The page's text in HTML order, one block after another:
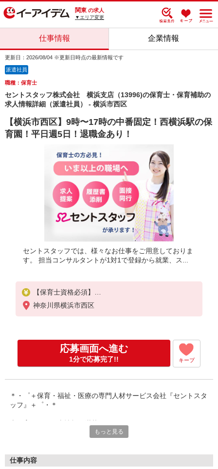
関東 の求人
▼エリア変更
仕事情報 企業情報
更新日：2026/08/04 ※更新日時点の最新情報です
派遣社員
職種：保育士
セントスタッフ株式会社 横浜支店（13996)の保育士・保育補助の
求人情報詳細（派遣社員） - 横浜市西区
【横浜市西区】9時〜17時の中番固定！西横浜駅の保
育園！平日週5日！退職金あり！
セントスタッフでは、様々なお仕事をご用意しておりま
す。 担当コンサルタントが1対1で登録から就業、ス...
【保育士資格必須】
時給：1,500円〜
※雇用期間の定めあり
※給与幅は経験・能力による
神奈川県横浜市西区
応募画面へ進む
1分で応募完了!! キープ
＊・゜＋保育・福祉・医療の専門人材サービス会社『セントスタ
ッフ』＋゜・＊
保育専門の人材サービスをしているからこそ、豊富な求人情報を
「短時間で探してる」「いずれ正職員になりたい！」
もっと見る
仕事内容